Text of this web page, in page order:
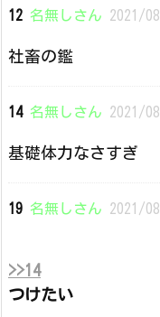
12 名無しさん 2021/
社畜の鑑
14 名無しさん 2021/
基礎体力なさすぎ
19 名無しさん 2021/
>>14
つけたい